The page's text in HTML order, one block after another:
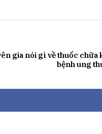
gia nói gì về thuốc chữa
bệnh ung